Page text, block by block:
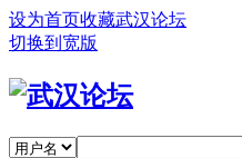
设为首页收藏武汉论坛
切换到宽版